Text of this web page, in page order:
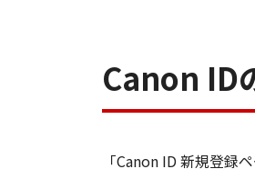
Canon ID
「Canon ID 新規登録